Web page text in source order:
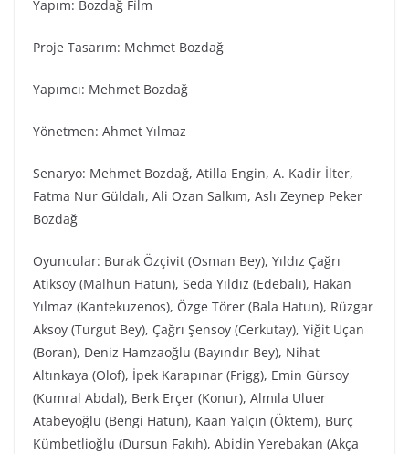
Yapım: Bozdağ Fi̇lm
Proje Tasarım: Mehmet Bozdağ
Yapımcı: Mehmet Bozdağ
Yönetmen: Ahmet Yılmaz
Senaryo: Mehmet Bozdağ, Atilla Engin, A. Kadir İlter,
Fatma Nur Güldalı, Ali Ozan Salkım, Aslı Zeynep Peker
Bozdağ
Oyuncular: Burak Özçivit (Osman Bey), Yıldız Çağrı
Atiksoy (Malhun Hatun), Seda Yıldız (Edebalı), Hakan
Yılmaz (Kantekuzenos), Özge Törer (Bala Hatun), Rüzgar
Aksoy (Turgut Bey), Çağrı Şensoy (Cerkutay), Yiğit Uçan
(Boran), Deniz Hamzaoğlu (Bayındır Bey), Nihat
Altınkaya (Olof), İpek Karapınar (Frigg), Emin Gürsoy
(Kumral Abdal), Berk Erçer (Konur), Almıla Uluer
Atabeyoğlu (Bengi Hatun), Kaan Yalçın (Öktem), Burç
Kümbetlioğlu (Dursun Fakıh), Abidin Yerebakan (Akça